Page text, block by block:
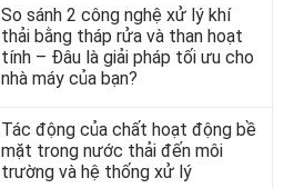
So sánh 2 công nghệ xử lý khí
thải bằng tháp rửa và than hoạt
tính – Đâu là giải pháp tối ưu cho
nhà máy của bạn?
Tác động của chất hoạt động bề
mặt trong nước thải đến môi
trường và hệ thống xử lý